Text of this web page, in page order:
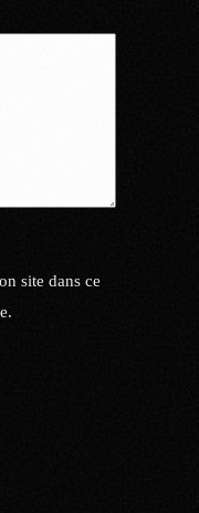
site dans ce